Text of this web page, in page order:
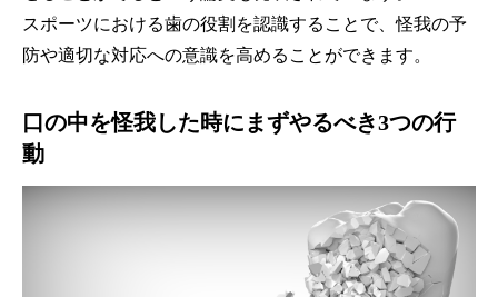
スポーツにおける歯の役割を認識することで、怪我の予
防や適切な対応への意識を高めることができます。
口の中を怪我した時にまずやるべき3つの行
動